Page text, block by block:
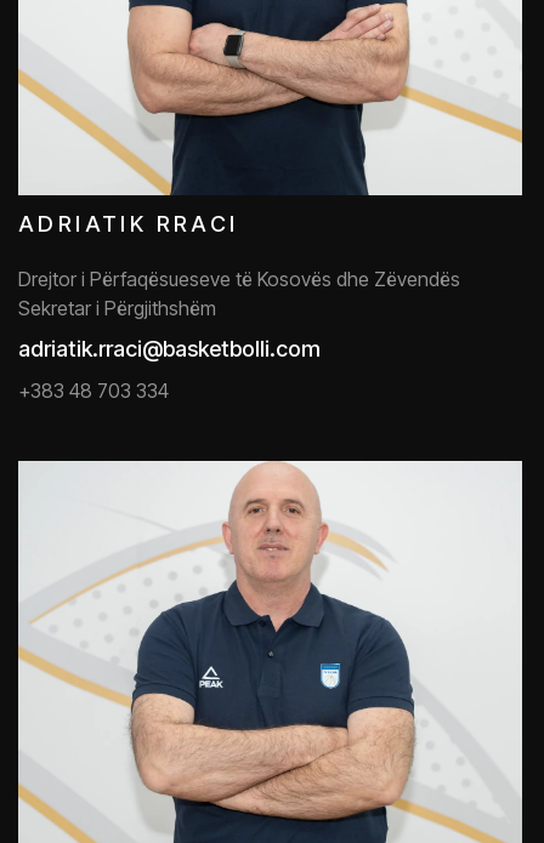
ADRIATIK RRACI
Drejtor i Përfaqësueseve të Kosovës dhe Zëvendës
Sekretar i Përgjithshëm
adriatik.rraci@basketbolli.com
+383 48 703 334